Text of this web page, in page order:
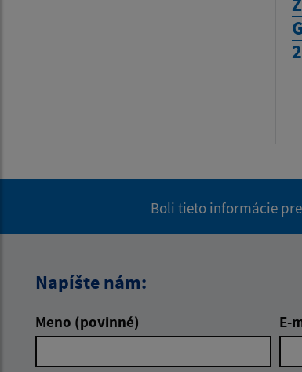
Boli tieto informácie
Napíšte nám:
Meno (povinné) E-